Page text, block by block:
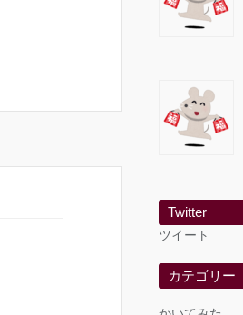
Twitter
ツイート
カテゴリー